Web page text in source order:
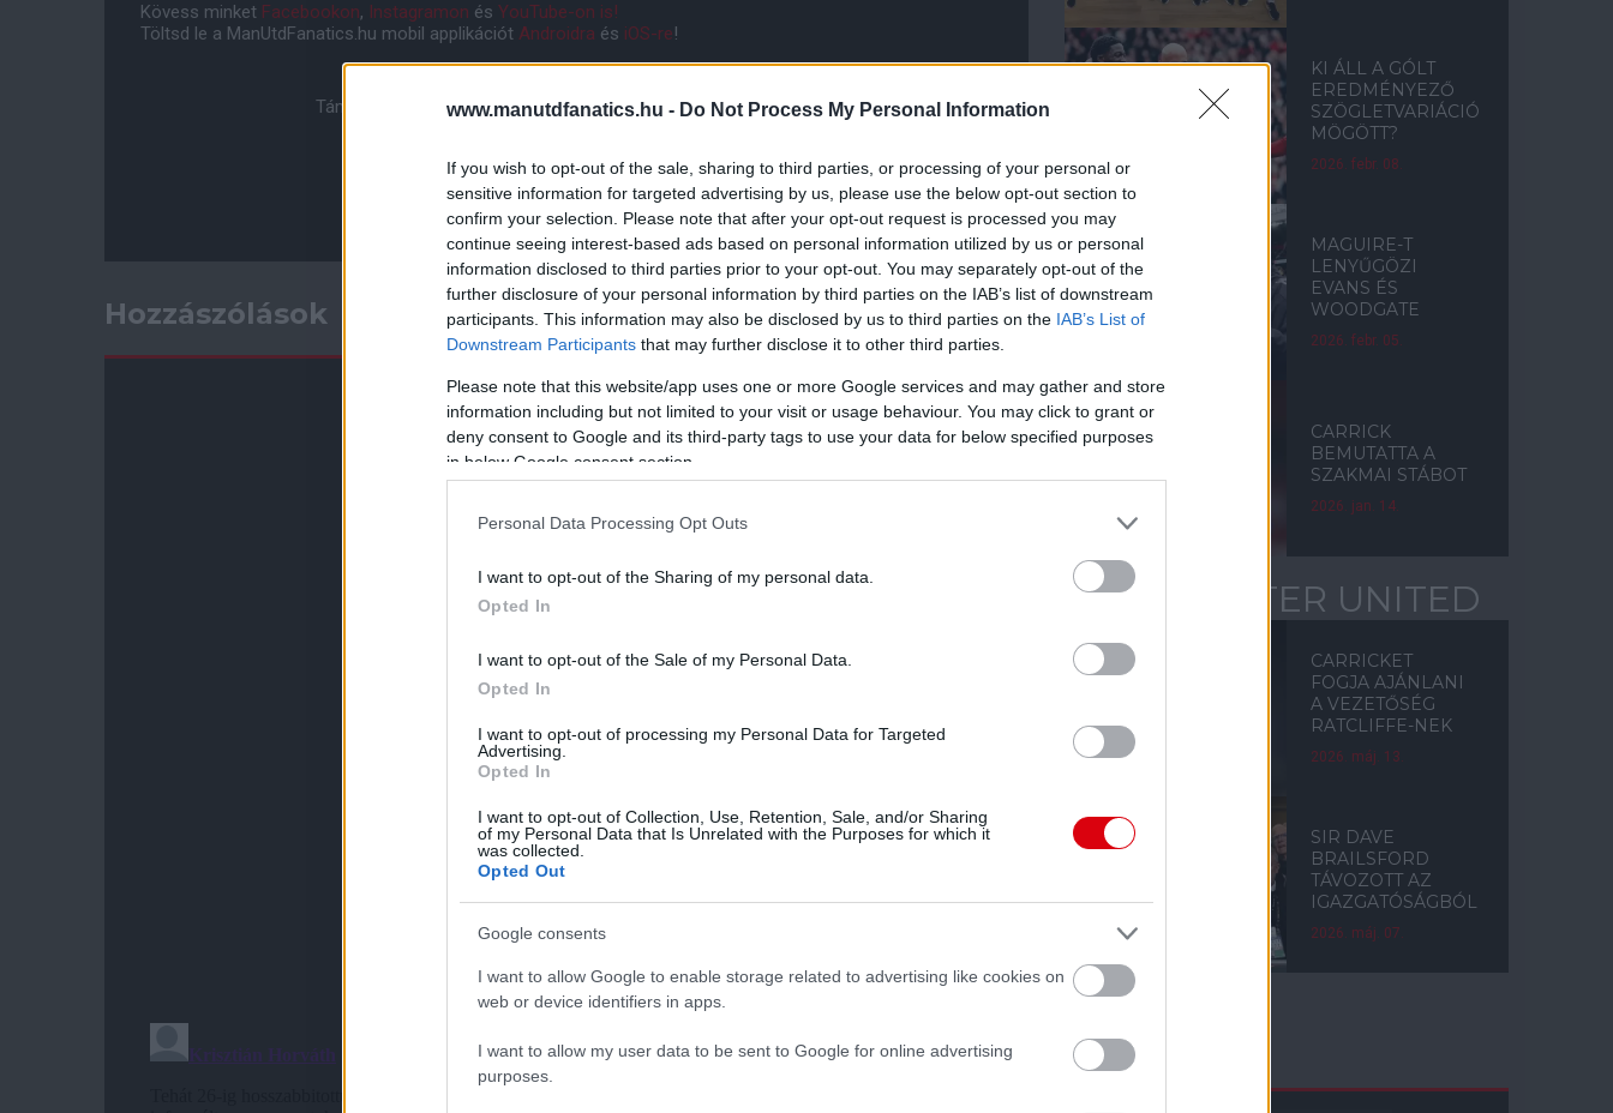
www.manutdfanatics.hu - Do Not Process My Personal Information
If you wish to opt-out of the sale, sharing to third parties, or processing of your personal or
sensitive information for targeted advertising by us, please use the below opt-out section to
confirm your selection. Please note that after your opt-out request is processed you may
continue seeing interest-based ads based on personal information utilized by us or personal
information disclosed to third parties prior to your opt-out. You may separately opt-out of the
further disclosure of your personal information by third parties on the IAB’s list of downstream
participants. This information may also be disclosed by us to third parties on the IAB’s List of
Downstream Participants that may further disclose it to other third parties.
Please note that this website/app uses one or more Google services and may gather and store
information including but not limited to your visit or usage behaviour. You may click to grant or
deny consent to Google and its third-party tags to use your data for below specified purposes
in below Google consent section.
Personal Data Processing Opt Outs
I want to opt-out of the Sharing of my personal data.
Opted In
I want to opt-out of the Sale of my Personal Data.
Opted In
I want to opt-out of processing my Personal Data for Targeted
Advertising.
Opted In
I want to opt-out of Collection, Use, Retention, Sale, and/or Sharing
of my Personal Data that Is Unrelated with the Purposes for which it
was collected.
Opted Out
Google consents
I want to allow Google to enable storage related to advertising like cookies on
web or device identifiers in apps.
I want to allow my user data to be sent to Google for online advertising
purposes.
Kövess minket Facebookon, Instagramon és YouTube-on is!
Töltsd le a ManUtdFanatics.hu mobil applikációt Androidra és iOS-re!
Támogasd adományoddal a ManUtdFanatics.hu működését!
Hozzászólások
KI ÁLL A GÓLT
EREDMÉNYEZŐ
SZÖGLETVARIÁCIÓ
MÖGÖTT?
2026. febr. 08.
MAGUIRE-T
LENYŰGÖZI
EVANS ÉS
WOODGATE
2026. febr. 05.
CARRICK
BEMUTATTA A
SZAKMAI STÁBOT
2026. jan. 14.
MANCHESTER UNITED
CARRICKET
FOGJA AJÁNLANI
A VEZETŐSÉG
RATCLIFFE-NEK
2026. máj. 13.
SIR DAVE
BRAILSFORD
TÁVOZOTT AZ
IGAZGATÓSÁGBÓL
2026. máj. 07.
Címkék